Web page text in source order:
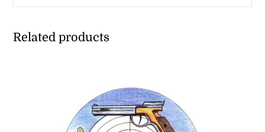
Related products